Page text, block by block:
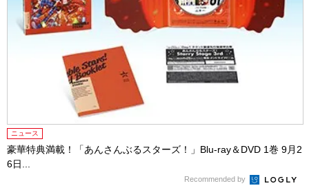
ニュース
豪華特典満載！「あんさんぶるスターズ！」Blu-ray＆DVD 1巻 9月2
6日...
Recommended by